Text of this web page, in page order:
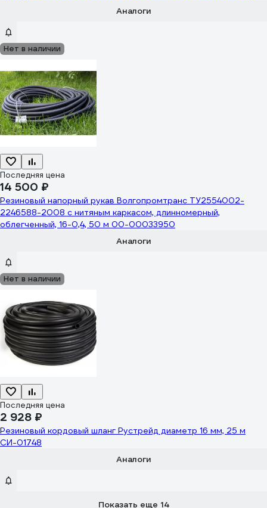
Аналоги
Нет в наличии
Последняя цена
14 500 ₽
Резиновый напорный рукав Волгопромтранс ТУ2554002-
2246588-2008 с нитяным каркасом, длинномерный,
облегченный, 16-0,4, 50 м 00-00033950
Аналоги
Нет в наличии
Последняя цена
2 928 ₽
Резиновый кордовый шланг Рустрейд диаметр 16 мм, 25 м
СИ-01748
Аналоги
Показать еще 14